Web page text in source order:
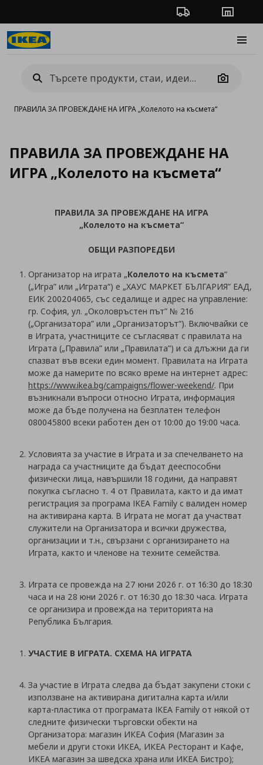
Проследяване на
Camera
ПРАВИЛА ЗА ПРОВЕЖДАНЕ НА ИГРА „Колелото на късмета“
ПРАВИЛА ЗА ПРОВЕЖДАНЕ НА
ИГРА „Колелото на късмета“
ПРАВИЛА ЗА ПРОВЕЖДАНЕ НА ИГРА
„Колелото на късмета“
ОБЩИ РАЗПОРЕДБИ
Организатор на играта „Колелото на късмета“
(„Игра” или „Играта“) е „ХАУС МАРКЕТ БЪЛГАРИЯ” ЕАД,
ЕИК 200204065, със седалище и адрес на управление:
гр. София, ул. „Околовръстен път” № 216
(„Организатора” или „Организаторът“). Включвайки се
в Играта, участниците се съгласяват с правилата на
Играта („Правила” или „Правилата”) и са длъжни да ги
спазват във всеки един момент. Правилата на Играта
може да намерите по всяко време на интернет адрес:
https://www.ikea.bg/campaigns/flower-weekend/. При
възникнали въпроси относно Играта, информация
може да бъде получена на безплатен телефон
080045800 всеки работен ден от 10:00 до 19:00 часа.
Условията за участие в Играта и за спечелването на
награда са участниците да бъдат дееспособни
физически лица, навършили 18 години, да направят
покупка съгласно т. 4 от Правилата, както и да имат
регистрация за програма IKEA Family с валиден номер
на активирана карта. В Играта не могат да участват
служители на Организатора и всички дружества,
организации и т.н., свързани с организирането на
Играта, както и членове на техните семейства.
Играта се провежда на 27 юни 2026 г. от 16:30 до 18:30
часа и на 28 юни 2026 г. от 16:30 до 18:30 часа. Играта
се организира и провежда на територията на
Република България.
УЧАСТИЕ В ИГРАТА. СХЕМА НА ИГРАТА
За участие в Играта следва да бъдат закупени стоки с
използване на активирана дигитална карта и/или
карта-пластика от програмата IKEA Family от някой от
следните физически търговски обекти на
Организатора: магазин ИКЕА София (Магазин за
мебели и други стоки ИКЕА, ИКЕА Ресторант и Кафе,
ИКЕА магазин за шведска храна или ИКЕА Бистро);